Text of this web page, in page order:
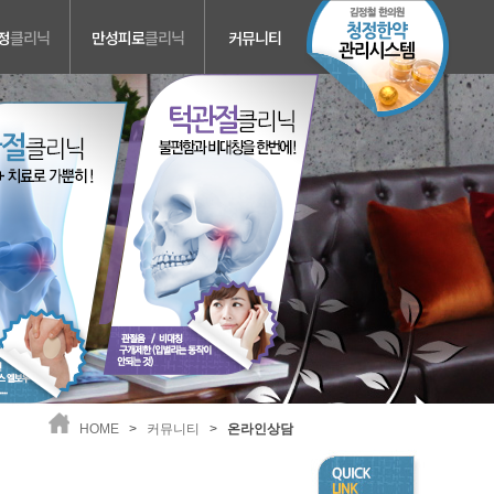
클리닉 만성피로클리닉 커뮤니티
보약
불면증
청정 한약관리
진료예약
방송자료
HOME > 커뮤니티 > 온라인상담